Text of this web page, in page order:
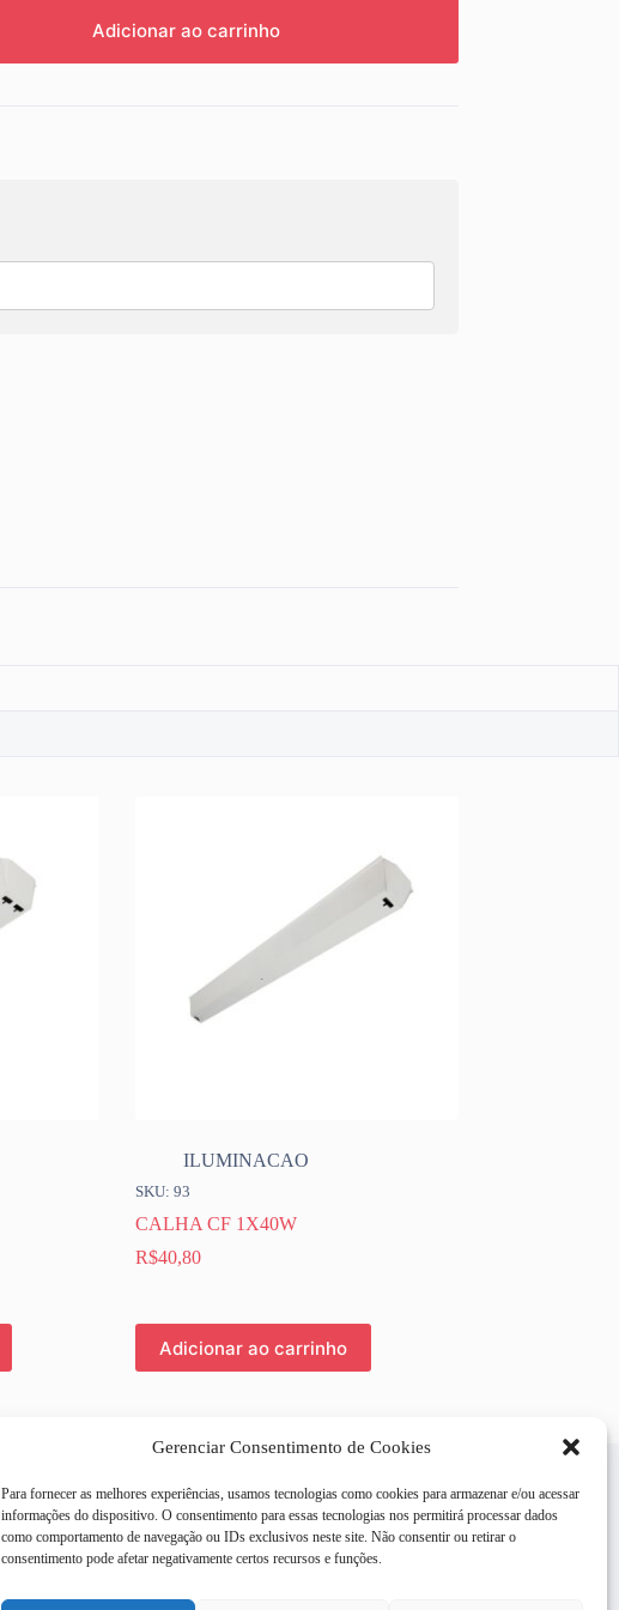
Gerenciar Consentimento de Cookies
Para fornecer as melhores experiências, usamos tecnologias como cookies para armazenar e/ou acessar
informações do dispositivo. O consentimento para essas tecnologias nos permitirá processar dados
como comportamento de navegação ou IDs exclusivos neste site. Não consentir ou retirar o
consentimento pode afetar negativamente certos recursos e funções.
Adicionar ao carrinho
ILUMINACAO
SKU: 93
CALHA CF 1X40W
R$40,80
Adicionar ao carrinho